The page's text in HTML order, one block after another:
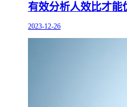
有效分析人效比才能
2023-12-26